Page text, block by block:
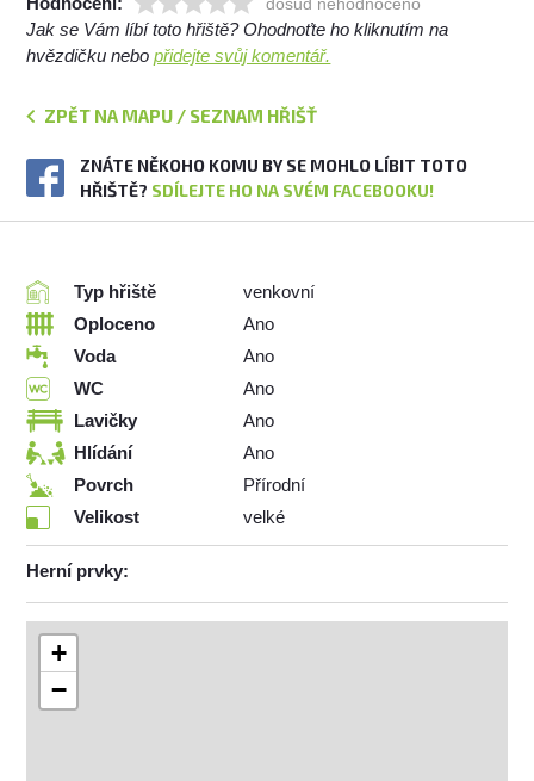
Jak se Vám líbí toto hřiště? Ohodnoťte ho kliknutím na
hvězdičku nebopřidejte svůj komentář.
ZPĚT NA MAPU / SEZNAM HŘIŠŤ
ZNÁTE NĚKOHO KOMU BY SE MOHLO LÍBIT TOTO
HŘIŠTĚ? SDÍLEJTE HO NA SVÉM FACEBOOKU!
Typ hřiště
venkovní
Oploceno
Ano
Voda
Ano
WC
Ano
Lavičky
Ano
Hlídání
Ano
Povrch
Přírodní
Velikost
velké
Herní prvky:
+
−